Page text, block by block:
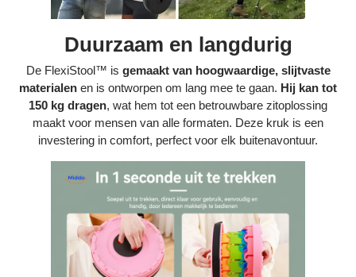
Duurzaam en langdurig
De FlexiStool™ is gemaakt van hoogwaardige, slijtvaste
materialen en is ontworpen om lang mee te gaan. Hij kan tot
150 kg dragen, wat hem tot een betrouwbare zitoplossing
maakt voor mensen van alle formaten. Deze kruk is een
investering in comfort, perfect voor elk buitenavontuur.